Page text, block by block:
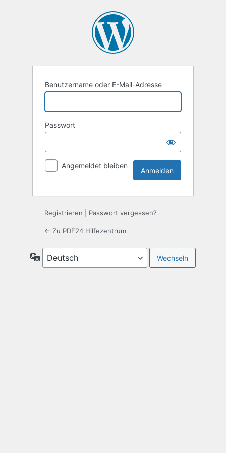
Benutzername oder E-Mail-Adresse
Passwort
Angemeldet bleiben
Registrieren Passwort vergessen?
← Zu PDF24 Hilfezentrum
Sprache